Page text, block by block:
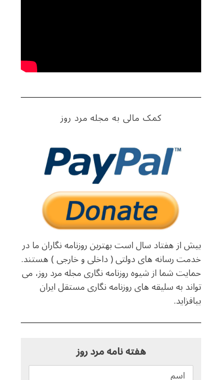
کمک مالی به مجله مرد روز
بیش از هفتاد سال است بهترین روزنامه نگاران ما در
خدمت رسانه های دولتی ( داخلی و خارجی ) هستند.
حمایت شما از شیوه روزنامه نگاری مجله مرد روز، می
تواند به سلیقه های روزنامه نگاری مستقل ایران
بیافزاید.
هفته نامه مرد روز